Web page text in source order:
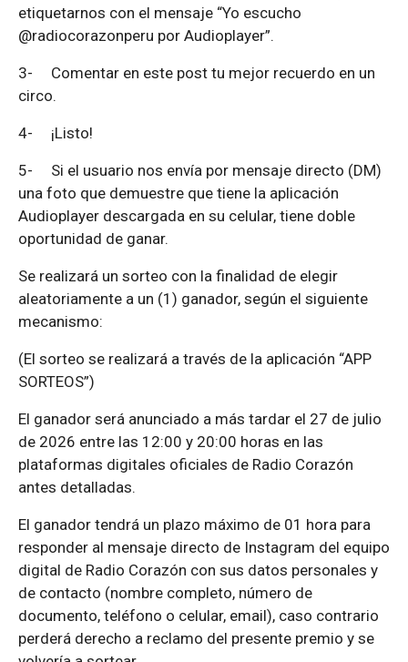
etiquetarnos con el mensaje “Yo escucho
@radiocorazonperu por Audioplayer”.
3- Comentar en este post tu mejor recuerdo en un
circo.
4- ¡Listo!
5- Si el usuario nos envía por mensaje directo (DM)
una foto que demuestre que tiene la aplicación
Audioplayer descargada en su celular, tiene doble
oportunidad de ganar.
Se realizará un sorteo con la finalidad de elegir
aleatoriamente a un (1) ganador, según el siguiente
mecanismo:
(El sorteo se realizará a través de la aplicación “APP
SORTEOS”)
El ganador será anunciado a más tardar el 27 de julio
de 2026 entre las 12:00 y 20:00 horas en las
plataformas digitales oficiales de Radio Corazón
antes detalladas.
El ganador tendrá un plazo máximo de 01 hora para
responder al mensaje directo de Instagram del equipo
digital de Radio Corazón con sus datos personales y
de contacto (nombre completo, número de
documento, teléfono o celular, email), caso contrario
perderá derecho a reclamo del presente premio y se